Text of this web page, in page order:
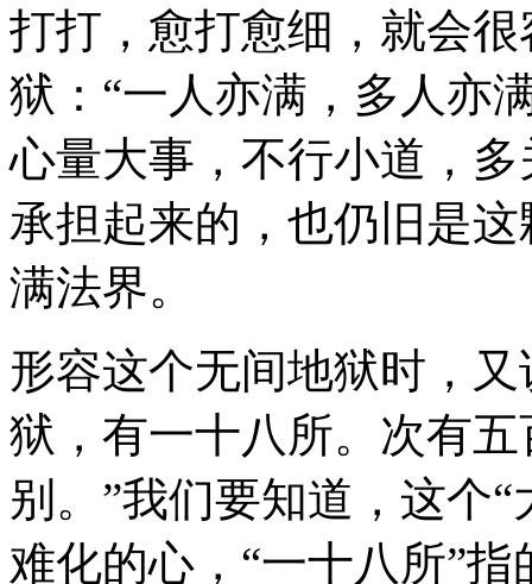
打打，愈打愈细，就会
狱：“一人亦满，多人亦
心量大事，不行小道，
承担起来的，也仍旧是
满法界。
形容这个无间地狱时，
狱，有一十八所。次有
别。”我们要知道，这个
难化的心，“一十八所”